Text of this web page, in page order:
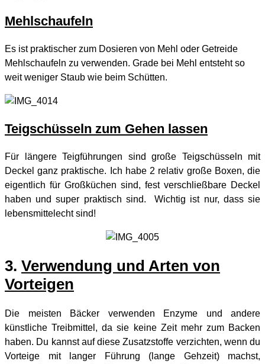
Mehlschaufeln
Es ist praktischer zum Dosieren von Mehl oder Getreide
Mehlschaufeln zu verwenden. Grade bei Mehl entsteht so
weit weniger Staub wie beim Schütten.
Teigschüsseln zum Gehen lassen
Für längere Teigführungen sind große Teigschüsseln mit
Deckel ganz praktische. Ich habe 2 relativ große Boxen, die
eigentlich für Großküchen sind, fest verschließbare Deckel
haben und super praktisch sind. Wichtig ist nur, dass sie
lebensmittelecht sind!
3. Verwendung und Arten von
Vorteigen
Die meisten Bäcker verwenden Enzyme und andere
künstliche Treibmittel, da sie keine Zeit mehr zum Backen
haben. Du kannst auf diese Zusatzstoffe verzichten, wenn du
Vorteige mit langer Führung (lange Gehzeit) machst,